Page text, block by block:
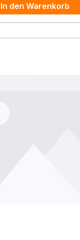
In den Warenkorb